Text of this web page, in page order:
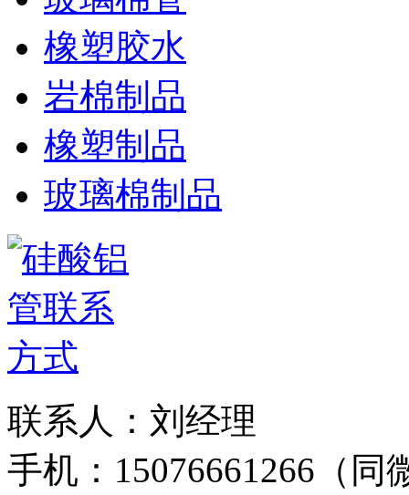
橡塑胶水
岩棉制品
橡塑制品
玻璃棉制品
联系人：刘经理
手机：15076661266（同